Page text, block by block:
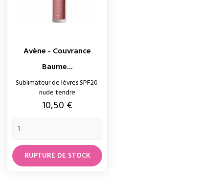
Avène - Couvrance
Baume...
Sublimateur de lèvres SPF20
nude tendre
Prix
10,50 €
RUPTURE DE STOCK